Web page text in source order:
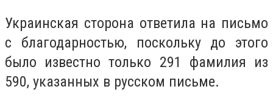
Украинская сторона ответила на письмо
с благодарностью, поскольку до этого
было известно только 291 фамилия из
590, указанных в русском письме.